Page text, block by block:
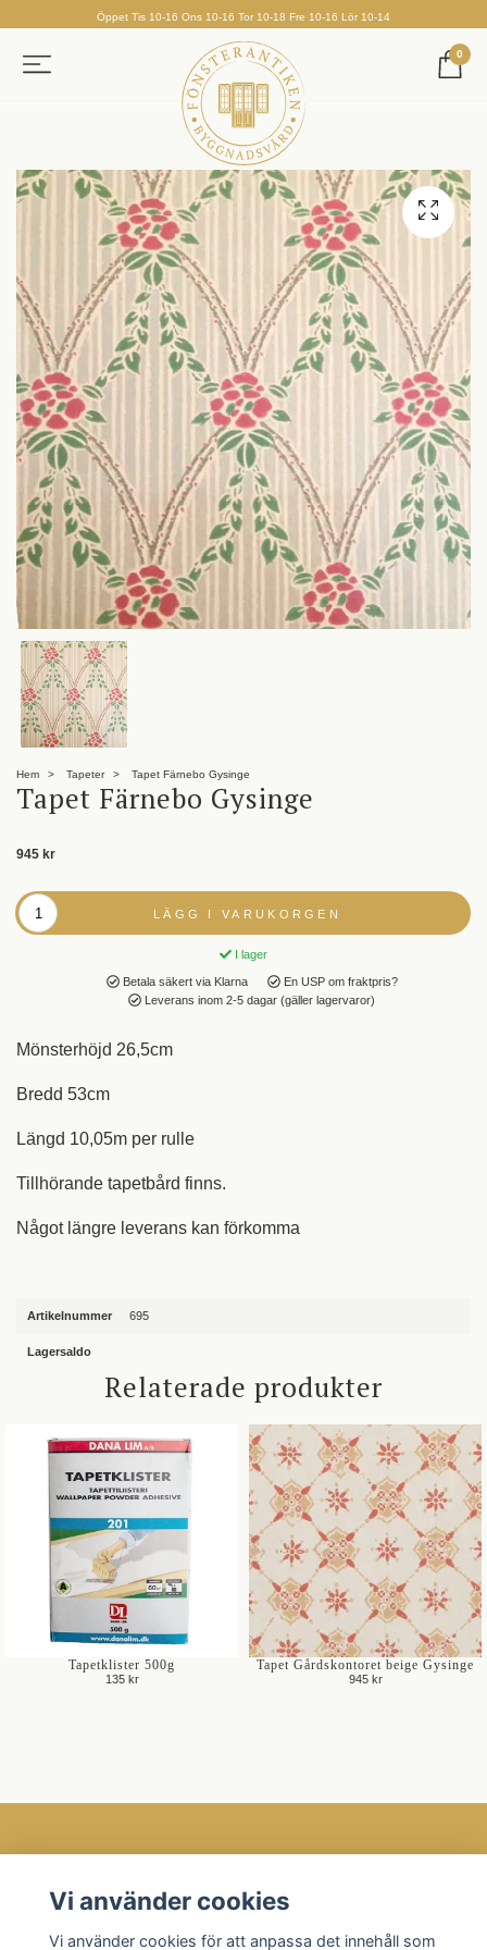
Öppet Tis 10-16 Ons 10-16 Tor 10-18 Fre 10-16 Lör 10-14
0
Hem Tapeter Tapet Färnebo Gysinge
Tapet Färnebo Gysinge
945 kr
LÄGG I VARUKORGEN
I lager
Betala säkert via Klarna
En USP om fraktpris?
Leverans inom 2-5 dagar (gäller lagervaror)
Mönsterhöjd 26,5cm
Bredd 53cm
Längd 10,05m per rulle
Tillhörande tapetbård finns.
Något längre leverans kan förkomma
Artikelnummer 695
Lagersaldo
Relaterade produkter
Tapetklister 500g
135 kr
Tapet Gårdskontoret beige Gysinge
945 kr
Kundtjänst
Vi använder cookies
Vi använder cookies för att anpassa det innehåll som